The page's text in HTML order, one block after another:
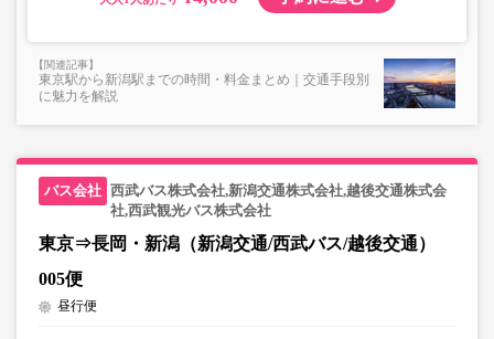
東京駅から新潟駅までの時間・料金まとめ｜交通手段別
に魅力を解説
西武バス株式会社,新潟交通株式会社,越後交通株式会
社,西武観光バス株式会社
東京⇒長岡・新潟（新潟交通/西武バス/越後交通）
005便
昼行便